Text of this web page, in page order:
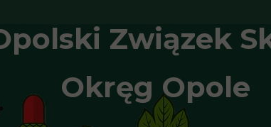
Związek
Okręg Opole